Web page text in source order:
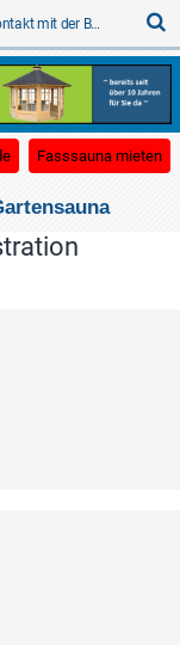
Kontakt mit der Board-Administration aufnehmen
u
(Opens a new tab)
Fasssauna mieten